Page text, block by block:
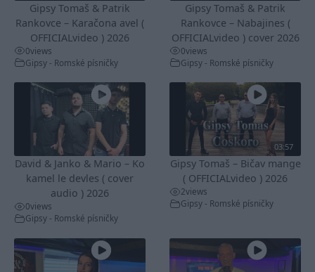
Gipsy Tomaš & Patrik
Rankovce – Karačona avel (
OFFICIALvideo ) 2026
0views
Gipsy - Romské písničky
Gipsy Tomaš & Patrik
Rankovce – Nabajines (
OFFICIALvideo ) cover 2026
0views
Gipsy - Romské písničky
David & Janko & Mario – Ko
kamel le devles ( cover
audio ) 2026
0views
Gipsy - Romské písničky
03:57
Gipsy Tomaš – Bičav mange
( OFFICIALvideo ) 2026
2views
Gipsy - Romské písničky